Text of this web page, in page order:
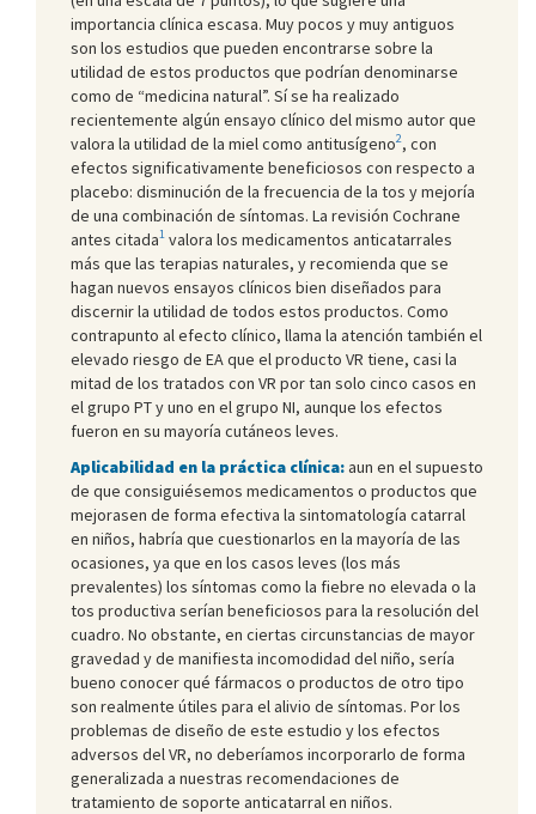
importancia clínica escasa. Muy pocos y muy antiguos
son los estudios que pueden encontrarse sobre la
utilidad de estos productos que podrían denominarse
como de “medicina natural”. Sí se ha realizado
recientemente algún ensayo clínico del mismo autor que
valora la utilidad de la miel como antitusígeno2, con
efectos significativamente beneficiosos con respecto a
placebo: disminución de la frecuencia de la tos y mejoría
de una combinación de síntomas. La revisión Cochrane
antes citada1 valora los medicamentos anticatarrales
más que las terapias naturales, y recomienda que se
hagan nuevos ensayos clínicos bien diseñados para
discernir la utilidad de todos estos productos. Como
contrapunto al efecto clínico, llama la atención también el
elevado riesgo de EA que el producto VR tiene, casi la
mitad de los tratados con VR por tan solo cinco casos en
el grupo PT y uno en el grupo NI, aunque los efectos
fueron en su mayoría cutáneos leves.
Aplicabilidad en la práctica clínica:aun en el supuesto
de que consiguiésemos medicamentos o productos que
mejorasen de forma efectiva la sintomatología catarral
en niños, habría que cuestionarlos en la mayoría de las
ocasiones, ya que en los casos leves (los más
prevalentes) los síntomas como la fiebre no elevada o la
tos productiva serían beneficiosos para la resolución del
cuadro. No obstante, en ciertas circunstancias de mayor
gravedad y de manifiesta incomodidad del niño, sería
bueno conocer qué fármacos o productos de otro tipo
son realmente útiles para el alivio de síntomas. Por los
problemas de diseño de este estudio y los efectos
adversos del VR, no deberíamos incorporarlo de forma
generalizada a nuestras recomendaciones de
tratamiento de soporte anticatarral en niños.